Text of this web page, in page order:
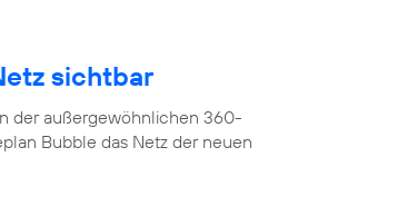
sichtbar
der außergewöhnlichen 360-
Bubble das Netz der neuen